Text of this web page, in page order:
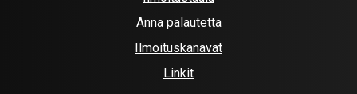
Anna palautetta
Ilmoituskanavat
Linkit